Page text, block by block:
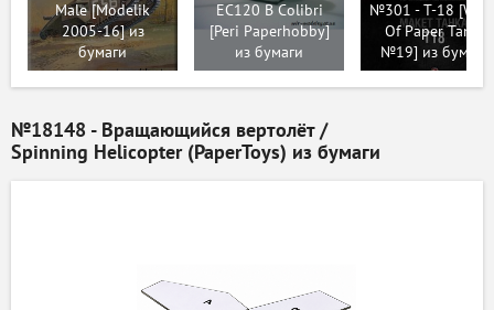
Male [Modelik
2005-16] из
бумаги
EC120 B Colibri
[Peri Paperhobby]
из бумаги
№301 - T-18
Of Paper Tanks
№19] из бумаги
№18148 - Вращающийся вертолёт /
Spinning Helicopter (PaperToys) из бумаги